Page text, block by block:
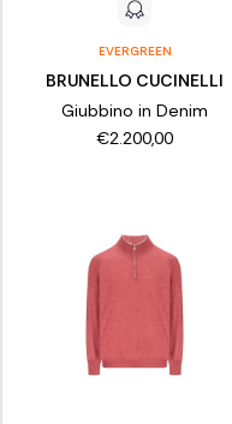
EVERGREEN
BRUNELLO CUCINELLI
Giubbino in Denim
€2.200,00